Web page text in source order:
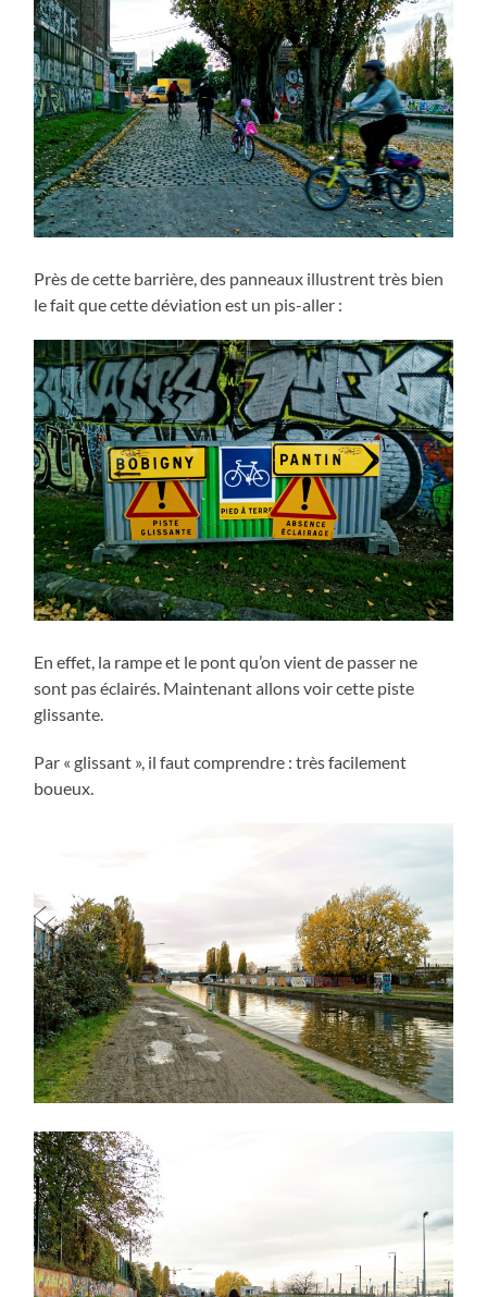
Près de cette barrière, des panneaux illustrent très bien
le fait que cette déviation est un pis-aller :
En effet, la rampe et le pont qu’on vient de passer ne
sont pas éclairés. Maintenant allons voir cette piste
glissante.
Par « glissant », il faut comprendre : très facilement
boueux.